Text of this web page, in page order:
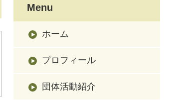
Menu
ホーム
プロフィール
団体活動紹介